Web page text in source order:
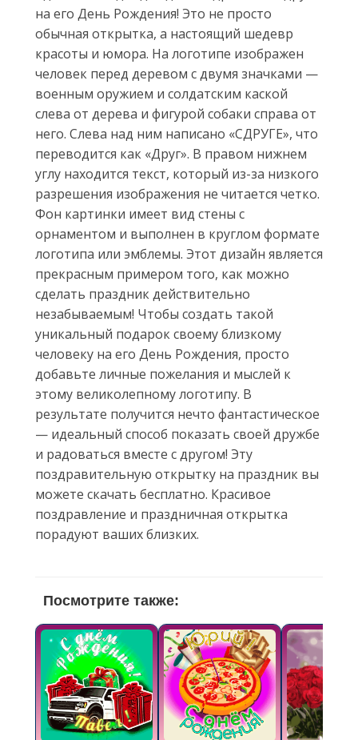
на его День Рождения! Это не просто
обычная открытка, а настоящий шедевр
красоты и юмора. На логотипе изображен
человек перед деревом с двумя значками —
военным оружием и солдатским каской
слева от дерева и фигурой собаки справа от
него. Слева над ним написано «СДРУГЕ», что
переводится как «Друг». В правом нижнем
углу находится текст, который из-за низкого
разрешения изображения не читается четко.
Фон картинки имеет вид стены с
орнаментом и выполнен в круглом формате
логотипа или эмблемы. Этот дизайн является
прекрасным примером того, как можно
сделать праздник действительно
незабываемым! Чтобы создать такой
уникальный подарок своему близкому
человеку на его День Рождения, просто
добавьте личные пожелания и мыслей к
этому великолепному логотипу. В
результате получится нечто фантастическое
— идеальный способ показать своей дружбе
и радоваться вместе с другом! Эту
поздравительную открытку на праздник вы
можете скачать бесплатно. Красивое
поздравление и праздничная открытка
порадуют ваших близких.
Посмотрите также: